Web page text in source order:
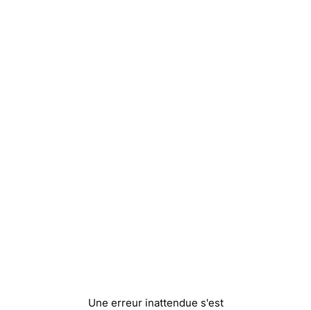
Une erreur inattendue s'est